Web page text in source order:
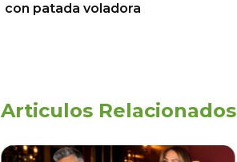
con patada voladora
Articulos Relacionados